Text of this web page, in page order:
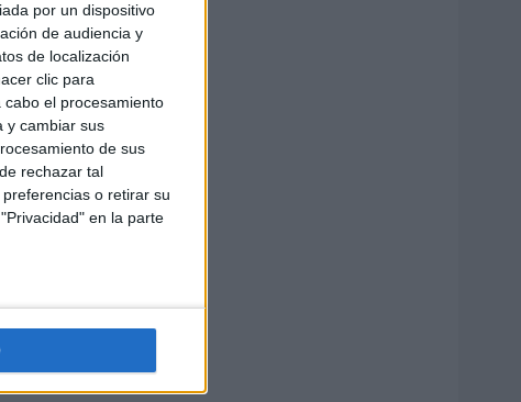
por un dispositivo
de audiencia y
de localización
clic para
el procesamiento
y cambiar sus
de sus
rechazar tal
o retirar su
en la parte